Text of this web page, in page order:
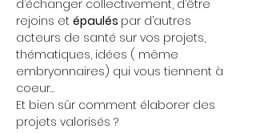
d’échanger collectivement, d’être
rejoins et épaulés par d’autres
acteurs de santé sur vos projets,
thématiques, idées ( même
embryonnaires) qui vous tiennent à
coeur…
Et bien sûr comment élaborer des
projets valorisés ?